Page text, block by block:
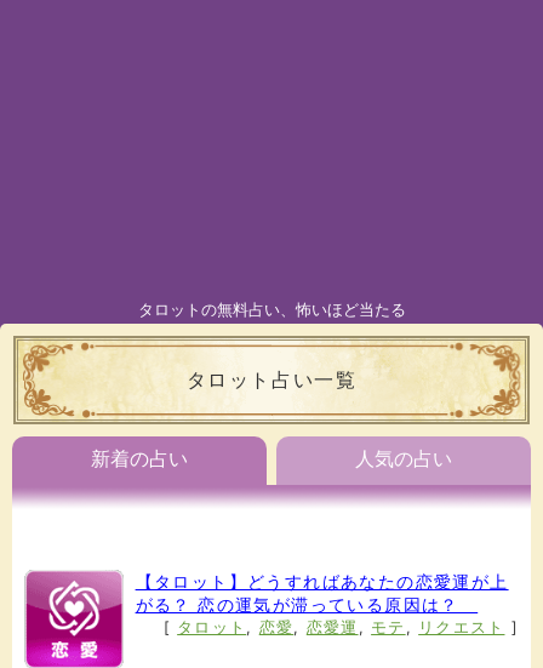
タロットの無料占い、怖いほど当たる
タロット占い一覧
新着の占い 人気の占い
【タロット】どうすればあなたの恋愛運が上
がる？ 恋の運気が滞っている原因は？
[ タロット , 恋愛, 恋愛運 , モテ , リクエスト ]